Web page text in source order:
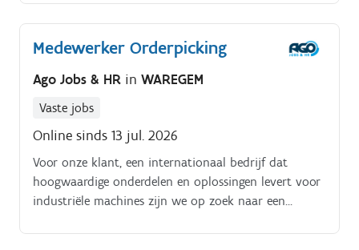
bedrijfswagens, zoeken we een vakbekwame
technieker met oog voor detail, veiligheid en
klanttevredenheid.
Medewerker Orderpicking
Ago Jobs & HR in WAREGEM
Vaste jobs
Online sinds 13 jul. 2026
Voor onze klant, een internationaal bedrijf dat
hoogwaardige onderdelen en oplossingen levert voor
industriële machines zijn we op zoek naar een